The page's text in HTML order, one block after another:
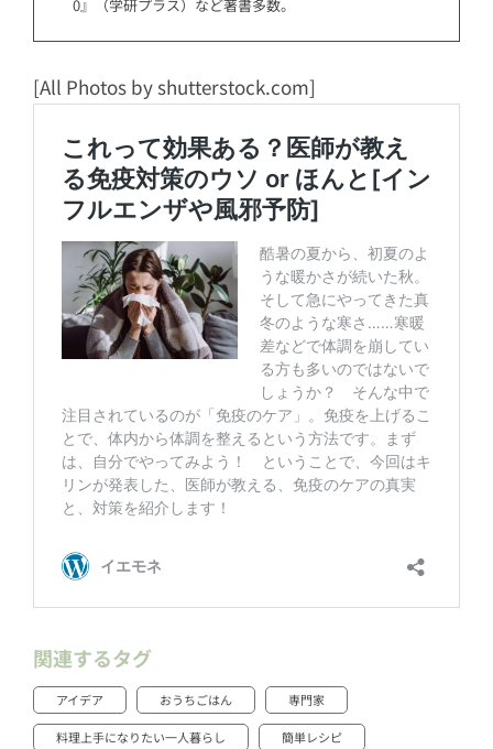
0』（学研プラス）など著書多数。
[All Photos by shutterstock.com]
関連するタグ
アイデア おうちごはん 専門家
料理上手になりたい一人暮らし 簡単レシピ